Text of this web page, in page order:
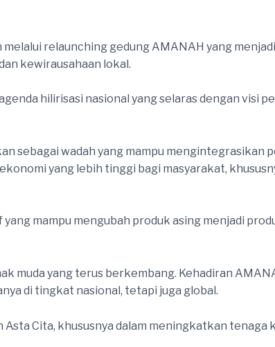
relaunching gedung AMANAH yang
kewirausahaan lokal.
hilirisasi nasional yang selaras dengan visi
sebagai wadah yang mampu mengintegrasikan
yang lebih tinggi bagi masyarakat,
mampu mengubah produk asing menjadi
muda yang terus berkembang. Kehadiran
di tingkat nasional, tetapi juga global.
Cita, khususnya dalam meningkatkan tenaga